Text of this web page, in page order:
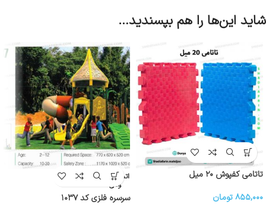
شاید این‌ها را هم بپسندید…
تاتامی کفپوش ۲۰ میل
۸۵۵,۰۰۰تومان
اتمام موج
ودی
سرسره فلزی کد ۱۰۳۷